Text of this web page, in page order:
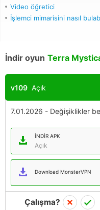
Video öğretici
İşlemci mimarisini nasıl
İndir oyun Terra
v109 Açık
7.01.2026 - Değişiklikler
İNDIR APK
Açık
Download MonsterVPN
Çalışma?